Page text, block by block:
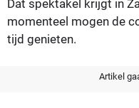
Dat spektakel krijgt in
momenteel mogen de
tijd genieten.
Artikel